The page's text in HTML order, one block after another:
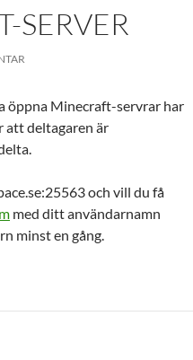
SERVER
öppna Minecraft-servrar har
att deltagaren är
och vill du få
med ditt användarnamn
minst en gång.